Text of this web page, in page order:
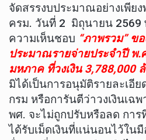
จัดสรรงบประมาณอย่างเพีย
ครม. วันที่ 2 มิถุนายน 2569
ความเห็นชอบ “ภาพรวม” ข
ประมาณรายจ่ายประจำปี พ.
มหภาค ที่วงเงิน 3,788,000
มิได้เป็นการอนุมัติรายละเอีย
กรม หรือการันตีว่าวงเงินเฉ
พศ. จะไม่ถูกปรับหรือลด การ
ได้รับเม็ดเงินที่แน่นอนไว้ใน